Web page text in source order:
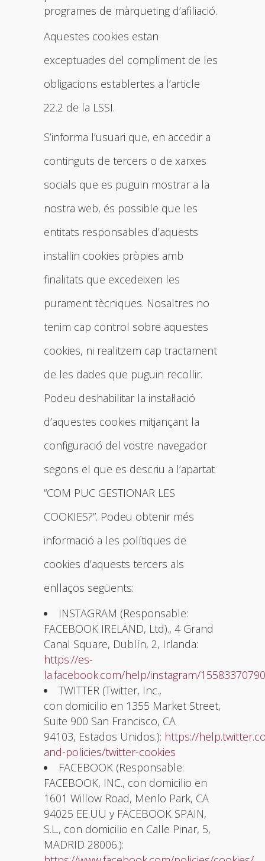
programes de màrqueting d’afiliació.
Aquestes cookies estan
exceptuades del compliment de les
obligacions establertes a l’article
22.2 de la LSSI.
S’informa l’usuari que, en accedir a
continguts de tercers o de xarxes
socials que es puguin mostrar a la
nostra web, és possible que les
entitats responsables d’aquests
instal·lin cookies pròpies amb
finalitats que excedeixen les
purament tècniques. Nosaltres no
tenim cap control sobre aquestes
cookies, ni realitzem cap tractament
de les dades que puguin recollir.
Podeu deshabilitar la instal·lació
d’aquestes cookies mitjançant la
configuració del vostre navegador
segons el que es descriu a l’apartat
“COM PUC GESTIONAR LES
COOKIES?”. Podeu obtenir més
informació a les polítiques de
cookies d’aquests tercers als
enllaços següents:
INSTAGRAM (Responsable:
FACEBOOK IRELAND, Ltd)., 4 Grand
Canal Square, Dublín, 2, Irlanda:
https://es-
la.facebook.com/help/instagram/
TWITTER (Twitter, Inc.,
con domicilio en 1355 Market Street,
Suite 900 San Francisco, CA
94103, Estados Unidos.): https://
and-policies/twitter-cookies
FACEBOOK (Responsable:
FACEBOOK, INC., con domicilio en
1601 Willow Road, Menlo Park, CA
94025 EE.UU y FACEBOOK SPAIN,
S.L., con domicilio en Calle Pinar, 5,
MADRID 28006.):